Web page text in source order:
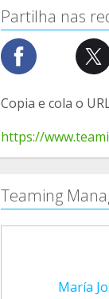
Partilha nas
Copia e cola o
https://
Teaming
María